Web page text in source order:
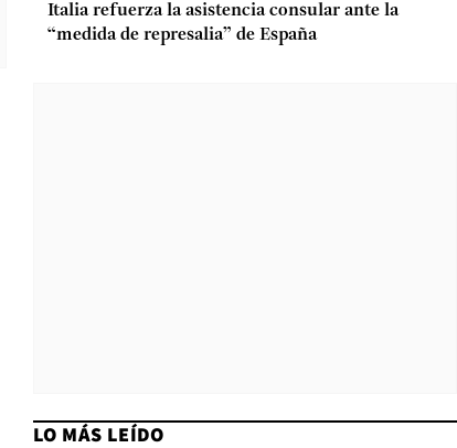
Italia refuerza la asistencia consular ante la
“medida de represalia” de España
LO MÁS LEÍDO